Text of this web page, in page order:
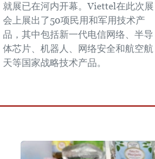
就展已在河内开幕。Viettel在此次展
会上展出了50项民用和军用技术产
品，其中包括新一代电信网络、半导
体芯片、机器人、网络安全和航空航
天等国家战略技术产品。